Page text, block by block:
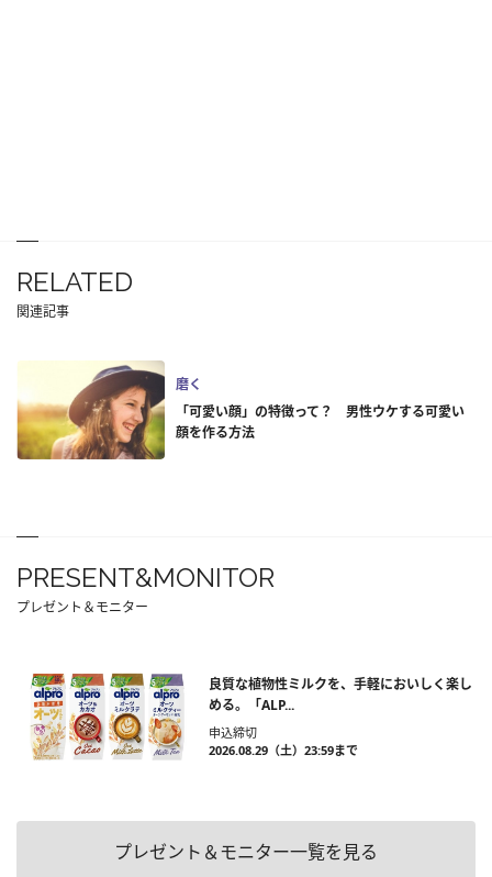
RELATED
関連記事
磨く
「可愛い顔」の特徴って？ 男性ウケする可愛い
顔を作る方法
PRESENT&MONITOR
プレゼント＆モニター
良質な植物性ミルクを、手軽においしく楽し
める。「ALP...
申込締切
2026.08.29（土）23:59まで
プレゼント＆モニター一覧を見る